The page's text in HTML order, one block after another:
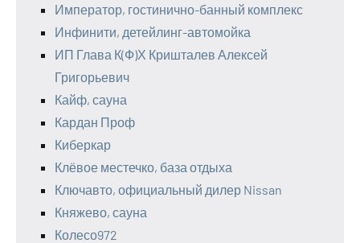
Император, гостинично-банный комплекс
Инфинити, детейлинг-автомойка
ИП Глава К(Ф)Х Кришталев Алексей
Григорьевич
Кайф, сауна
Кардан Проф
Киберкар
Клёвое местечко, база отдыха
Ключавто, официальный дилер Nissan
Княжево, сауна
Колесо972